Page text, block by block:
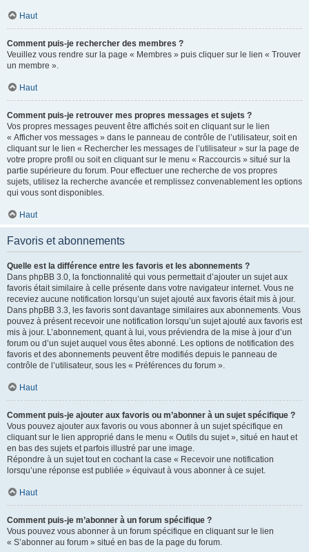
Haut
Comment puis-je rechercher des membres ?
Veuillez vous rendre sur la page « Membres » puis cliquer sur le lien « Trouver
un membre ».
Haut
Comment puis-je retrouver mes propres messages et sujets ?
Vos propres messages peuvent être affichés soit en cliquant sur le lien
« Afficher vos messages » dans le panneau de contrôle de l’utilisateur, soit en
cliquant sur le lien « Rechercher les messages de l’utilisateur » sur la page de
votre propre profil ou soit en cliquant sur le menu « Raccourcis » situé sur la
partie supérieure du forum. Pour effectuer une recherche de vos propres
sujets, utilisez la recherche avancée et remplissez convenablement les options
qui vous sont disponibles.
Haut
Favoris et abonnements
Quelle est la différence entre les favoris et les abonnements ?
Dans phpBB 3.0, la fonctionnalité qui vous permettait d’ajouter un sujet aux
favoris était similaire à celle présente dans votre navigateur internet. Vous ne
receviez aucune notification lorsqu’un sujet ajouté aux favoris était mis à jour.
Dans phpBB 3.3, les favoris sont davantage similaires aux abonnements. Vous
pouvez à présent recevoir une notification lorsqu’un sujet ajouté aux favoris est
mis à jour. L’abonnement, quant à lui, vous préviendra de la mise à jour d’un
forum ou d’un sujet auquel vous êtes abonné. Les options de notification des
favoris et des abonnements peuvent être modifiés depuis le panneau de
contrôle de l’utilisateur, sous les « Préférences du forum ».
Haut
Comment puis-je ajouter aux favoris ou m’abonner à un sujet spécifique ?
Vous pouvez ajouter aux favoris ou vous abonner à un sujet spécifique en
cliquant sur le lien approprié dans le menu « Outils du sujet », situé en haut et
en bas des sujets et parfois illustré par une image.
Répondre à un sujet tout en cochant la case « Recevoir une notification
lorsqu’une réponse est publiée » équivaut à vous abonner à ce sujet.
Haut
Comment puis-je m’abonner à un forum spécifique ?
Vous pouvez vous abonner à un forum spécifique en cliquant sur le lien
« S’abonner au forum » situé en bas de la page du forum.